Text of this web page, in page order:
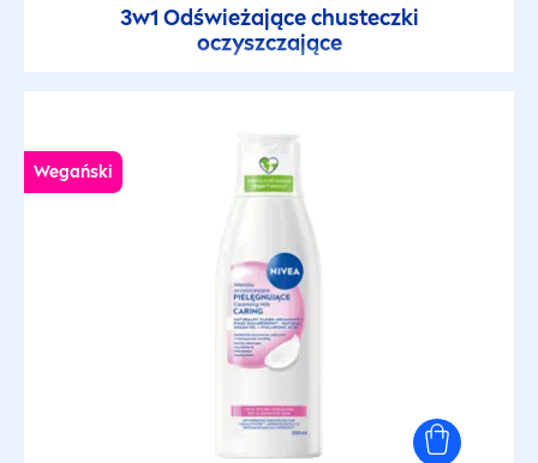
3w1 Odświeżające chusteczki
oczyszczające
Wegański